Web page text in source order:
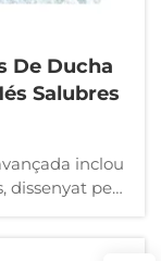
De Ducha
Salubres
inclou
dissenyat per